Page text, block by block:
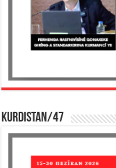
KURDISTAN/47